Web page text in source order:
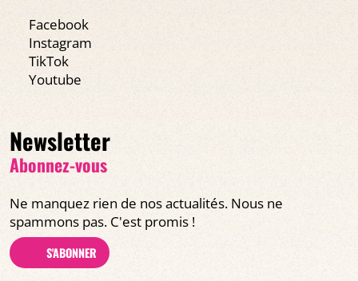
Facebook
Instagram
TikTok
Youtube
Newsletter
Abonnez-vous
Ne manquez rien de nos actualités. Nous ne
spammons pas. C'est promis !
S'ABONNER